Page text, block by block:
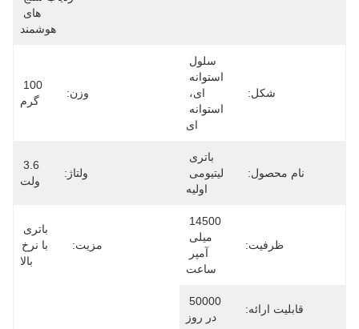
هوشمند
شکل:
ای
وزن:
گرم
نام محصول:
اولیه
ولتاژ:
ولت
ظرفیت:
ساعت
مزیت:
بالا
قابلیت ارائه:
در روز